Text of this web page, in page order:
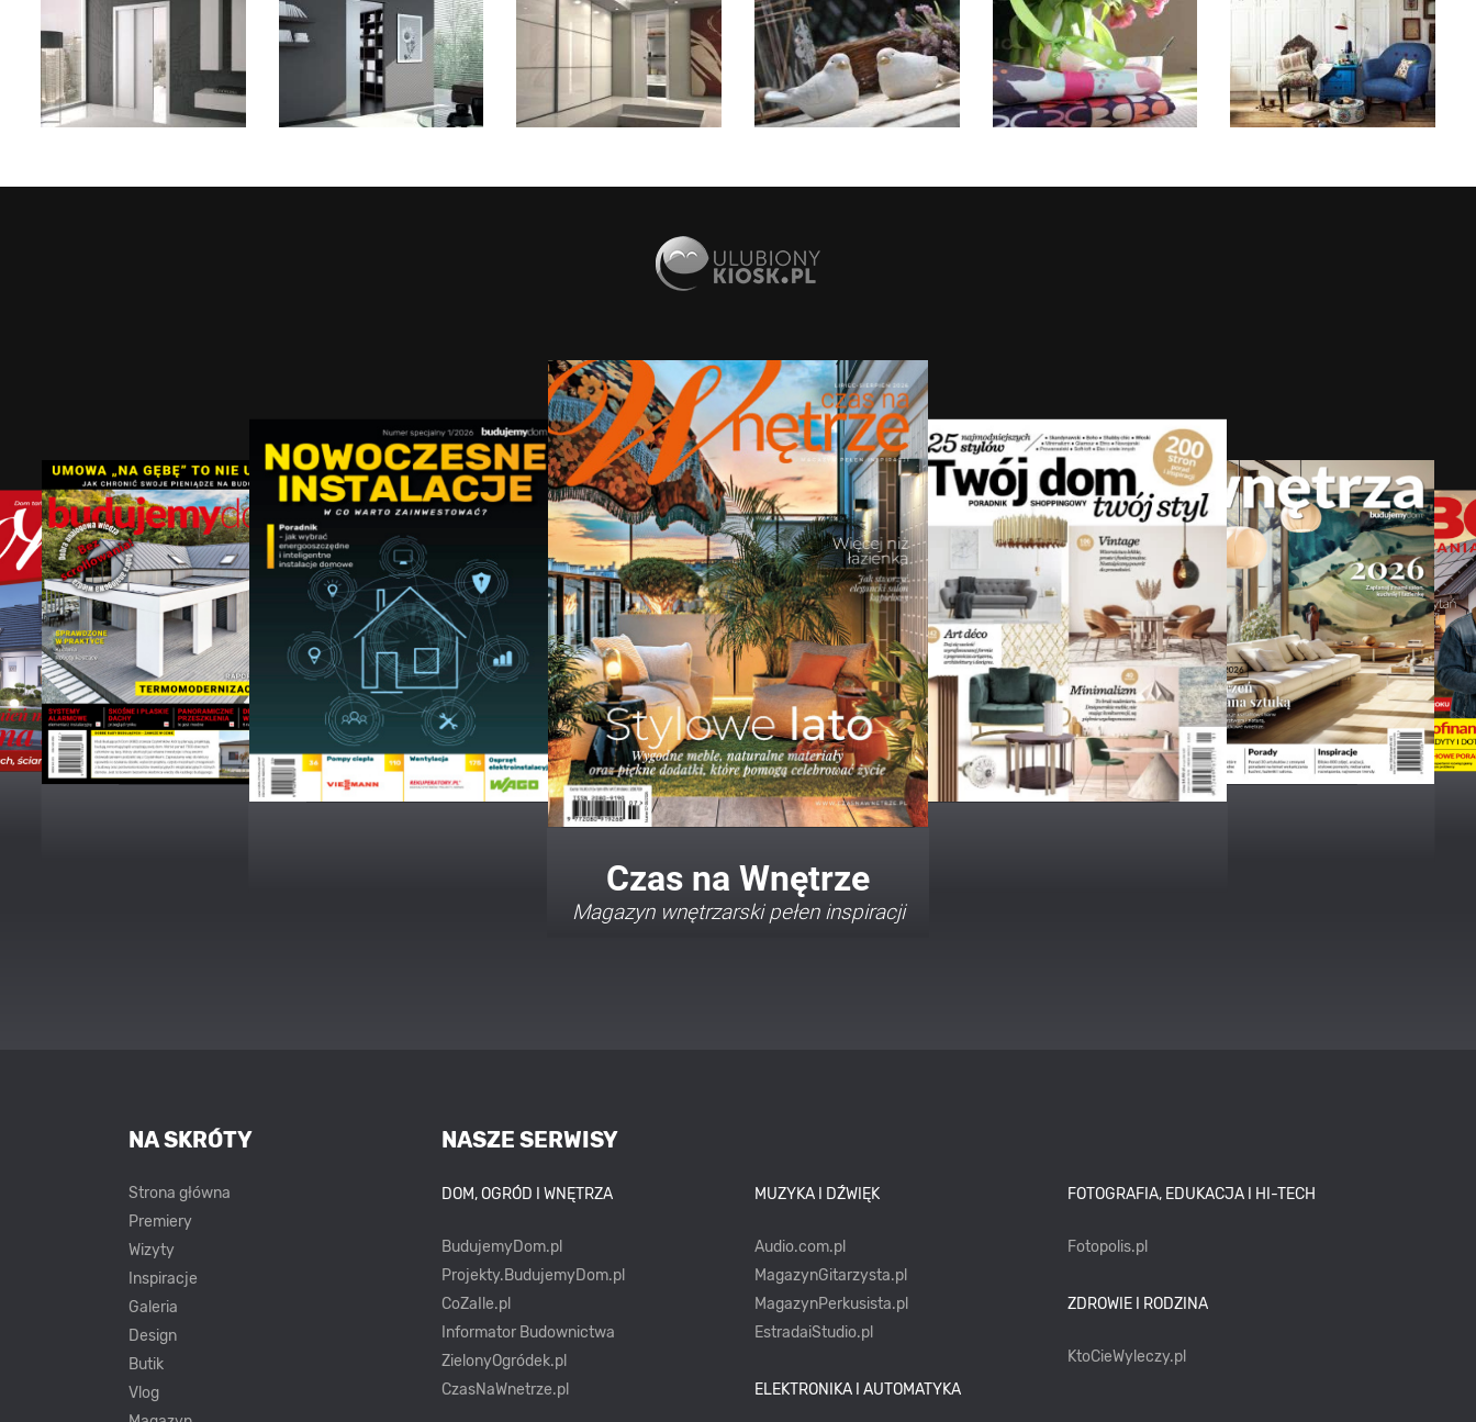
Twój Dom Twój Styl
Porady i inspiracje w najmodniejszych
NASZE SERWISY
DOM, OGRÓD I WNĘTRZA
BudujemyDom.pl
Projekty.BudujemyDom.pl
CoZaIle.pl
Informator Budownictwa
ZielonyOgródek.pl
CzasNaWnetrze.pl
MUZYKA I DŹWIĘK
Audio.com.pl
MagazynGitarzysta.pl
MagazynPerkusista.pl
EstradaiStudio.pl
ELEKTRONIKA I AUTOMATYKA
FOTOGRAFIA, EDUKACJA I HI-TECH
Fotopolis.pl
ZDROWIE I RODZINA
KtoCieWyleczy.pl
NA SKRÓTY
Strona główna
Premiery
Wizyty
Inspiracje
Galeria
Design
Butik
Vlog